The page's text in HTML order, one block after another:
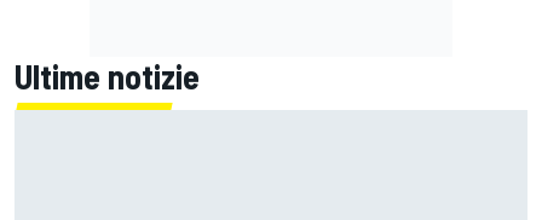
Ultime notizie